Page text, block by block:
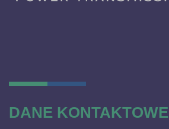
DANE KONTAKTOWE